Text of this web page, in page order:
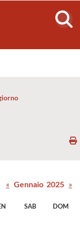
SAB DOM
« Gennaio 2025 »